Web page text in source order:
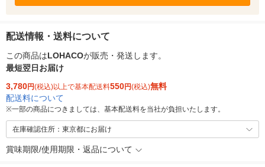
配送情報・送料について
この商品はLOHACOが販売・発送します。
最短翌日お届け
3,780円(税込)以上で基本配送料550円(税込)無料
配送料について
※一部の商品につきましては、基本配送料を当社が負担いたします。
在庫確認住所：東京都にお届け
賞味期限/使用期限・返品について